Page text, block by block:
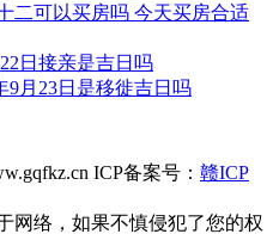
二可以买房吗 今天买房合适
日接亲是吉日吗
9月23日是移徙吉日吗
ICP备案号： 赣ICP
网络，如果不慎侵犯了您的权